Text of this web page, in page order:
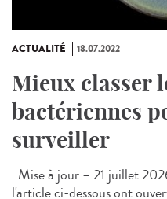
ACTUALITÉ 18.07.2022
Mieux classer
bactériennes
surveiller
Mise à jour – 21 juillet
l'article ci-dessous ont